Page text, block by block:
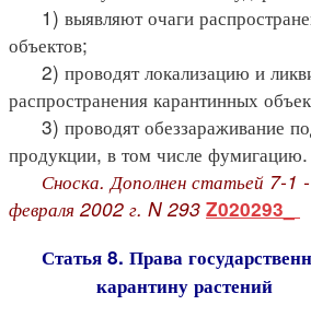
1) выявляют очаги
объектов;
2) проводят локализацию и
распространения карантинных
3) проводят обеззараживание
продукции, в том числе фумигацию.
Сноска. Дополнен статьей 7-1
февраля 2002 г. N 293 Z020293_
Статья 8. Права
карантину растений